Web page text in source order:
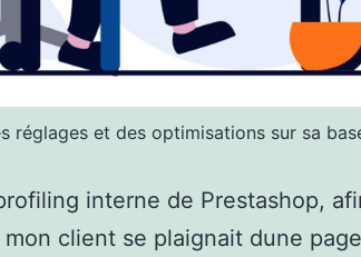
réglages et des optimisations sur sa
interne de Prestashop,
client se plaignait dune page